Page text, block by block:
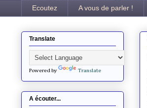
Ecoutez A vous de parler !
Translate
Powered by Translate
A écouter...